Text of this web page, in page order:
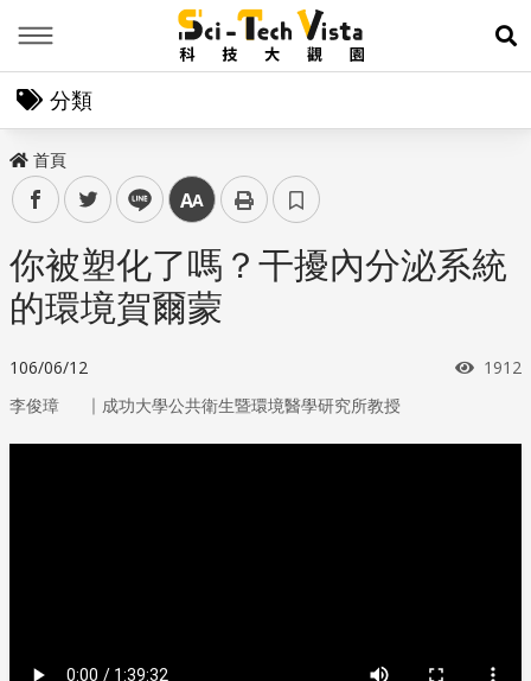
展
分類
首頁
facebooktwitter line 中
你被塑化了嗎？干擾內分泌系統
的環境賀爾蒙
106/06/12 瀏覽
1912
李俊璋 ｜ 成功大學公共衛生暨環境醫學研究所教授